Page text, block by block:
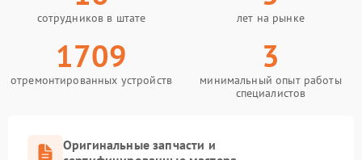
сотрудников в штате лет на рынке
1709
отремонтированных устройств
3
минимальный опыт работы
специалистов
Оригинальные запчасти и